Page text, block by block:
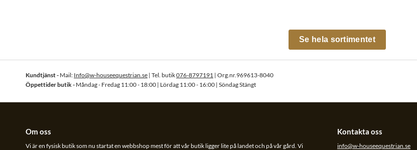
Se hela sortimentet
Kundtjänst - Mail: Info@w-houseequestrian.se | Tel. butik076-8797191 | Org.nr.969613-8040
Öppettider butik - Måndag - Fredag 11:00 - 18:00 | Lördag 11:00 - 16:00 | Söndag Stängt
Om oss
Vi är en fysisk butik som nu startat en webbshop mest för att vår butik ligger lite på landet och på vår gård. Vi
Kontakta oss
info@w-houseequestrian.se